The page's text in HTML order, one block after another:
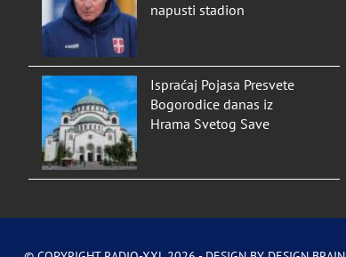
napusti stadion
Ispraćaj Pojasa Presvete
Bogorodice danas iz
Hrama Svetog Save